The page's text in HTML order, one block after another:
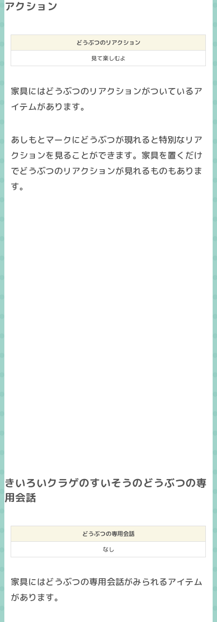
アクション
どうぶつのリアクション
見て楽しむよ
家具にはどうぶつのリアクションがついているア
イテムがあります。
あしもとマークにどうぶつが現れると特別なリア
クションを見ることができます。家具を置くだけ
でどうぶつのリアクションが見れるものもありま
す。
きいろいクラゲのすいそうのどうぶつの専
用会話
どうぶつの専用会話
なし
家具にはどうぶつの専用会話がみられるアイテム
があります。